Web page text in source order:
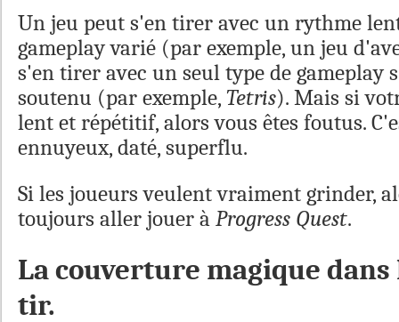
Un jeu peut s'en tirer avec un rythme
gameplay varié (par exemple, un jeu
s'en tirer avec un seul type de gameplay
soutenu (par exemple, Tetris). Mais si
lent et répétitif, alors vous êtes foutus.
ennuyeux, daté, superflu.
Si les joueurs veulent vraiment grinder,
toujours aller jouer à Progress Quest.
La couverture magique dans
tir.